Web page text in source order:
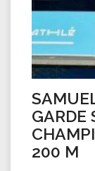
GARDE
200 M